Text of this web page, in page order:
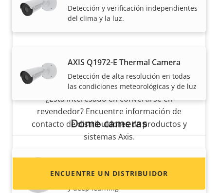
Detección y verificación independientes
del clima y la luz.
AXIS Q1972-E Thermal Camera
Detección de alta resolución en todas
las condiciones meteorológicas y de luz
Dome cameras
Domo varifocal de 2 MP con infrarrojos
y deep learning
¿Quiere vender productos Axis?
¿Está interesado en convertirse en
revendedor? Encuentre información de
contacto de distribuidores de productos y
sistemas Axis.
ENCUENTRE UN DISTRIBUIDOR